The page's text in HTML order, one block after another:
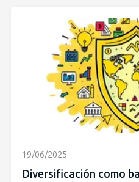
19/06/2025
Diversificación como